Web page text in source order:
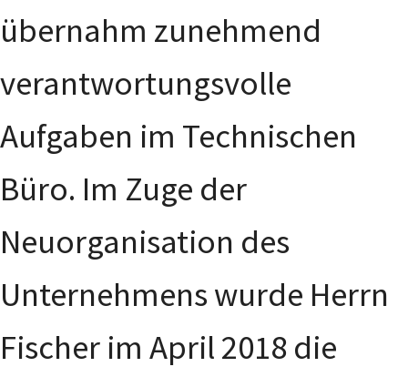
übernahm zunehmend
verantwortungsvolle
Aufgaben im Technischen
Büro. Im Zuge der
Neuorganisation des
Unternehmens wurde Herrn
Fischer im April 2018 die